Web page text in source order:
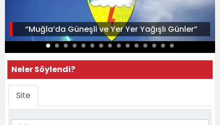
“Muğla’da Güneşli ve Yer Yer Yağışlı Günler”
Neler Söylendi?
Site